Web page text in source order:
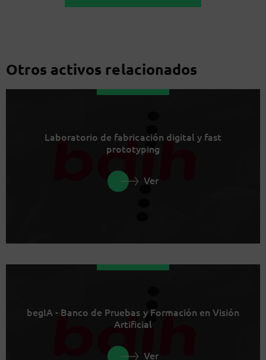
Otros activos relacionados
Laboratorio de fabricación digital y fast
prototyping
Ver
begIA - Banco de Pruebas y Formación en Visión
Artificial
Ver